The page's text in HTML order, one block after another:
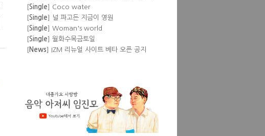
운 뒷것
[Single] Coco water
[Single] 널 파고든 지금이 영원
[Single] Woman's world
[Single] 월화수목금토일
[News] IZM 리뉴얼 사이트 베타 오픈 공지
Single] Don't
[Single] Show pony